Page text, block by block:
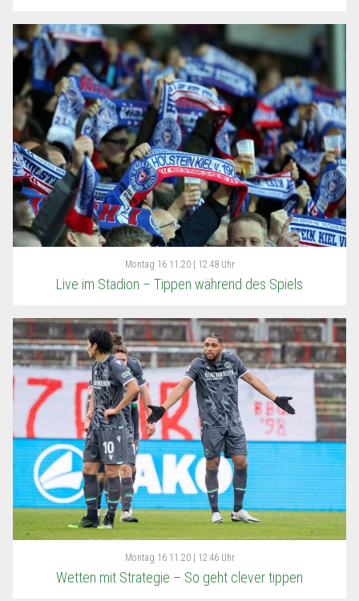
Montag 16.11.20 | 12:48 Uhr
Live im Stadion – Tippen während des Spiels
Montag 16.11.20 | 12:46 Uhr
Wetten mit Strategie – So geht clever tippen